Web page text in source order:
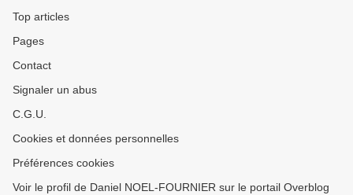
Top articles
Pages
Contact
Signaler un abus
C.G.U.
Cookies et données personnelles
Préférences cookies
Voir le profil de Daniel NOEL-FOURNIER sur le portail Overblog